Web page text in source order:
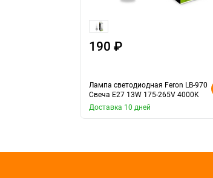
190 ₽
Лампа светодиодная Feron LB-970
Свеча E27 13W 175-265V 4000K
Доставка 10 дней